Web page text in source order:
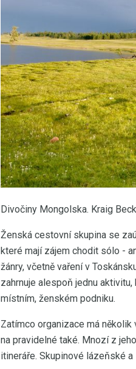
Divočiny Mongolska. Kraig
Ženská cestovní skupina se
které mají zájem chodit sólo -
žánry, včetně vaření v
zahrnuje alespoň jednu
místním, ženském podniku.
Zatímco organizace má
na pravidelné také. Mnozí z
itineráře. Skupinové lázeňské